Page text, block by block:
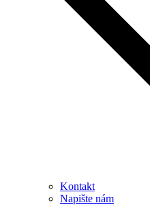
Kontakt
Napište nám